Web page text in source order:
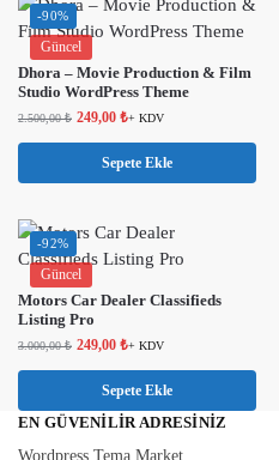
-90%
Güncel
Dhora – Movie Production & Film
Studio WordPress Theme
2.500,00₺ 249,00 ₺+ KDV
Sepete Ekle
-92%
Güncel
Motors Car Dealer Classifieds
Listing Pro
3.000,00₺ 249,00 ₺+ KDV
Sepete Ekle
EN GÜVENILIR ADRESINIZ
Wordpress Tema Market